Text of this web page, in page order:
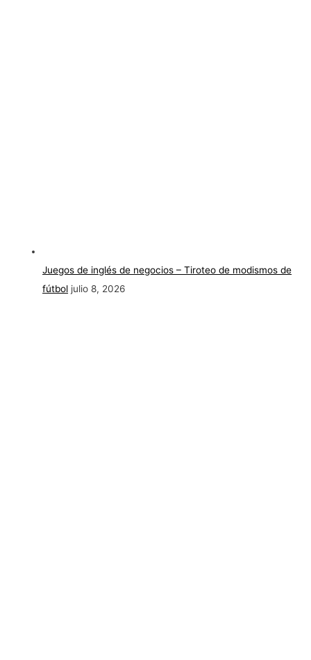
Juegos de inglés de negocios – Tiroteo de modismos de
fútbol julio 8, 2026